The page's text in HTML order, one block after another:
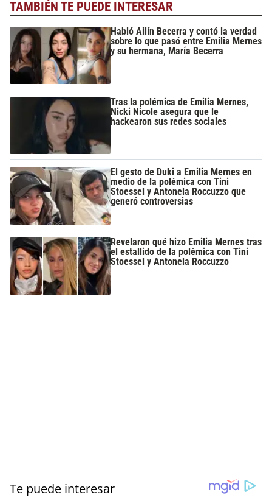
TAMBIÉN TE PUEDE INTERESAR
Habló Ailín Becerra y contó la verdad
sobre lo que pasó entre Emilia Mernes
y su hermana, María Becerra
Tras la polémica de Emilia Mernes,
Nicki Nicole asegura que le
hackearon sus redes sociales
El gesto de Duki a Emilia Mernes en
medio de la polémica con Tini
Stoessel y Antonela Roccuzzo que
generó controversias
Revelaron qué hizo Emilia Mernes tras
el estallido de la polémica con Tini
Stoessel y Antonela Roccuzzo